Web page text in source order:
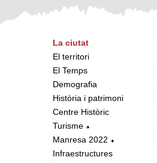
La ciutat
El territori
El Temps
Demografia
Història i patrimoni
Centre Històric
Turisme
Manresa 2022
Infraestructures